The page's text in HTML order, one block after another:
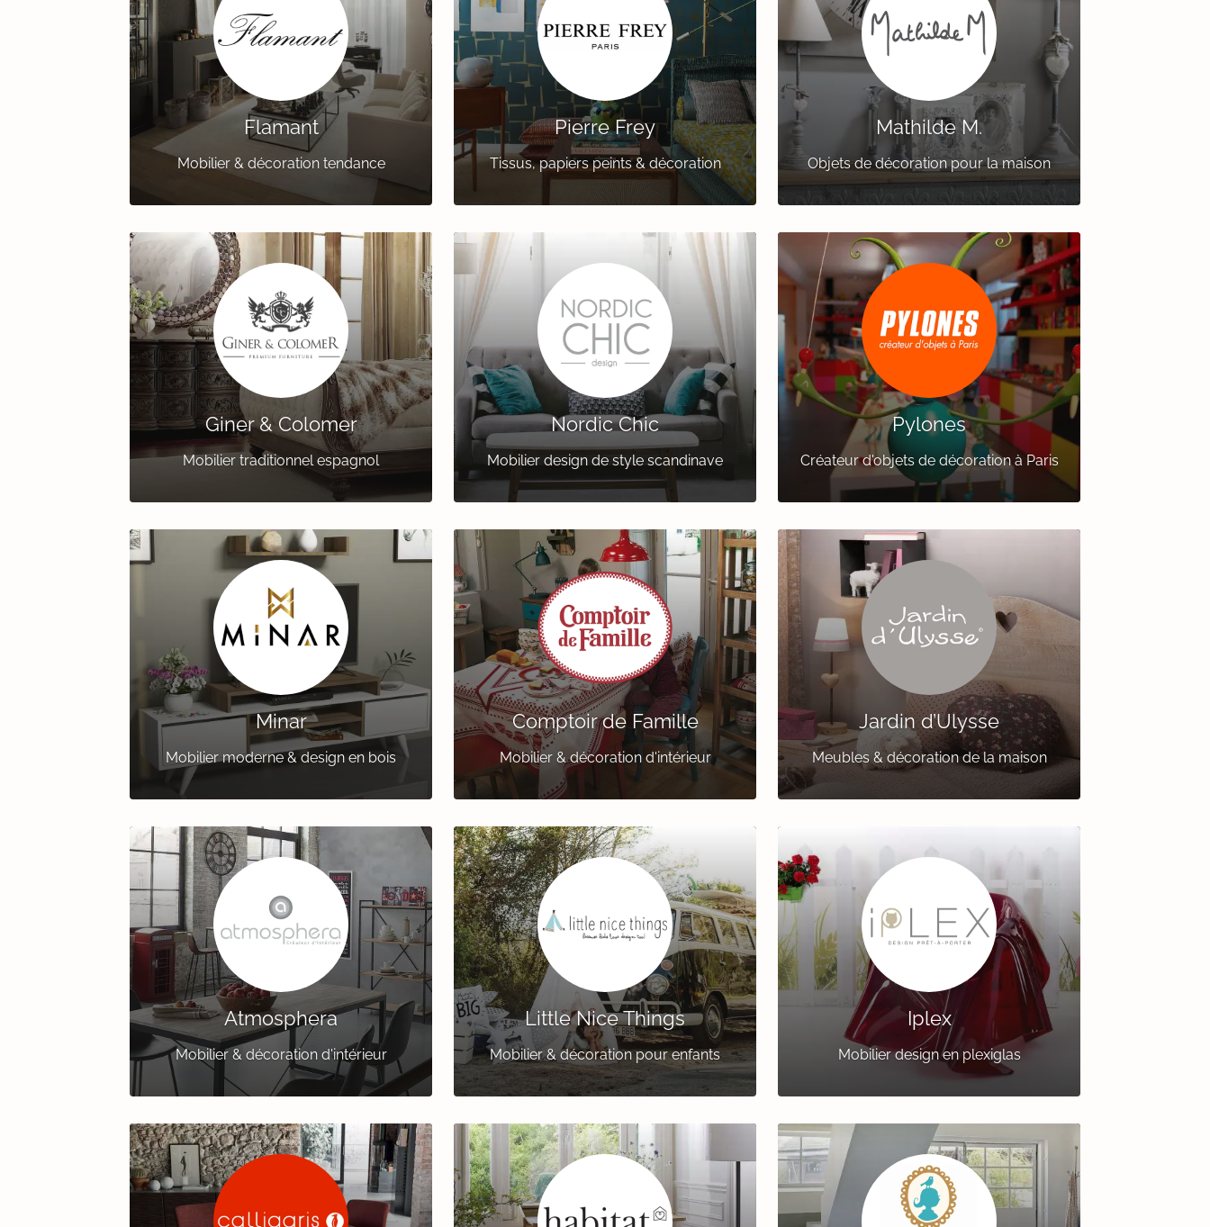
Flamant
Mobilier & décoration tendance
Pierre Frey
Tissus, papiers peints & décoration
Mathilde M.
Objets de décoration pour la maison
Giner & Colomer
Mobilier traditionnel espagnol
Nordic Chic
Mobilier design de style scandinave
Pylones
Créateur d'objets de décoration à Paris
Minar
Mobilier moderne & design en bois
Comptoir de Famille
Mobilier & décoration d'intérieur
Jardin d’Ulysse
Meubles & décoration de la maison
Atmosphera
Mobilier & décoration d'intérieur
Little Nice Things
Mobilier & décoration pour enfants
Iplex
Mobilier design en plexiglas